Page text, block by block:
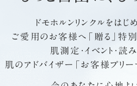
ドモホルンリンクルをはじ
ご愛用のお客様へ「贈る」特別
肌測定・イベント・読み
肌のアドバイザー「お客様プリー